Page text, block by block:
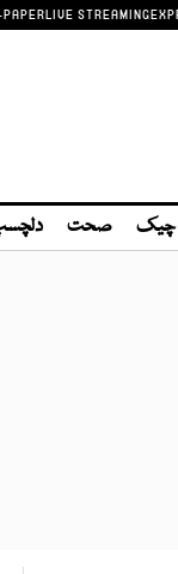
LIVE STREAMING
چیک صحت